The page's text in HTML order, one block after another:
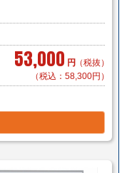
53,000 円 （税抜）
（税込：58,300円）